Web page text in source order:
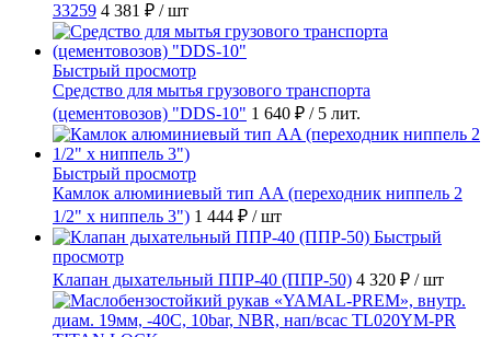
33259 4 381 ₽ / шт
Быстрый просмотр
Средство для мытья грузового транспорта
(цементовозов) "DDS-10" 1 640 ₽ / 5 лит.
Быстрый просмотр
Камлок алюминиевый тип AA (переходник ниппель 2
1/2" х ниппель 3") 1 444 ₽ / шт
Быстрый
просмотр
Клапан дыхательный ППР-40 (ППР-50) 4 320 ₽ / шт